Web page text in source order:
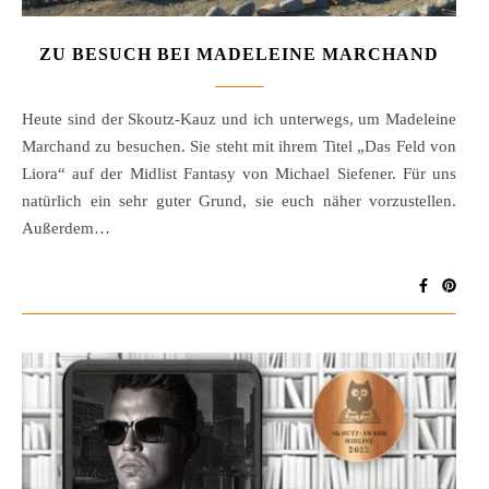
ZU BESUCH BEI MADELEINE MARCHAND
Heute sind der Skoutz-Kauz und ich unterwegs, um Madeleine
Marchand zu besuchen. Sie steht mit ihrem Titel „Das Feld von
Liora“ auf der Midlist Fantasy von Michael Siefener. Für uns
natürlich ein sehr guter Grund, sie euch näher vorzustellen.
Außerdem…